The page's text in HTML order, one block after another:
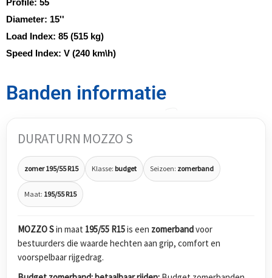
Diameter: 15''
Load Index: 85 (515 kg)
Speed Index: V (240 km\h)
Banden informatie
DURATURN MOZZO S
zomer 195/55 R15 Klasse: budget Seizoen: zomerband
Maat: 195/55 R15
MOZZO Sin maat 195/55 R15is een zomerbandvoor
bestuurders die waarde hechten aan grip, comfort en
voorspelbaar rijgedrag.